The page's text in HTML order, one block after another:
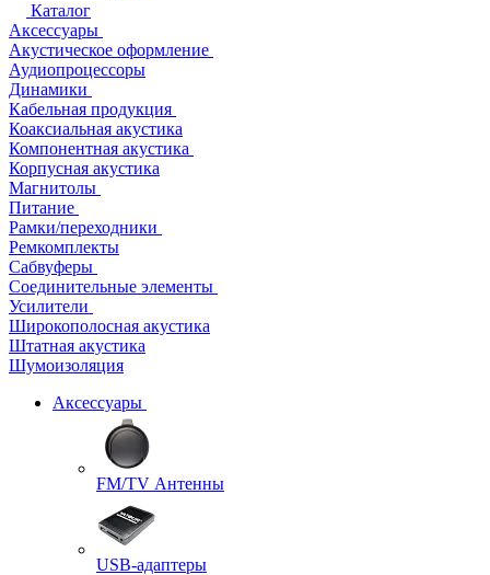
Каталог
Аксессуары
Акустическое оформление
Аудиопроцессоры
Динамики
Кабельная продукция
Коаксиальная акустика
Компонентная акустика
Корпусная акустика
Магнитолы
Питание
Рамки/переходники
Ремкомплекты
Сабвуферы
Соединительные элементы
Усилители
Широкополосная акустика
Штатная акустика
Шумоизоляция
Аксессуары
FM/TV Антенны
USB-адаптеры